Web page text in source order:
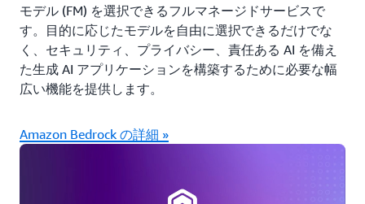
モデル (FM) を選択できるフルマネージドサービスで
す。目的に応じたモデルを自由に選択できるだけでな
く、セキュリティ、プライバシー、責任ある AI を備え
た生成 AI アプリケーションを構築するために必要な幅
広い機能を提供します。
Amazon Bedrock の詳細 »